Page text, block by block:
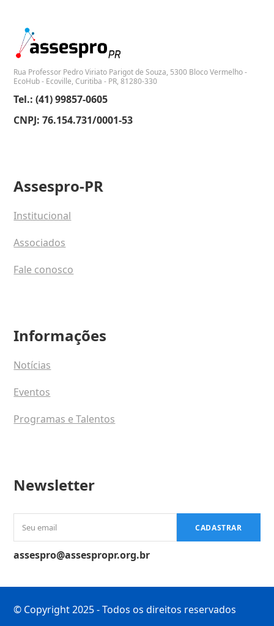
Rua Professor Pedro Viriato Parigot de Souza, 5300 Bloco Vermelho -
EcoHub - Ecoville, Curitiba - PR, 81280-330
Tel.: (41) 99857-0605
CNPJ: 76.154.731/0001-53
Assespro-PR
Institucional
Associados
Fale conosco
Informações
Notícias
Eventos
Programas e Talentos
Newsletter
email
CADASTRAR
assespro@assespropr.org.br
© Copyright 2025 - Todos os direitos reservados